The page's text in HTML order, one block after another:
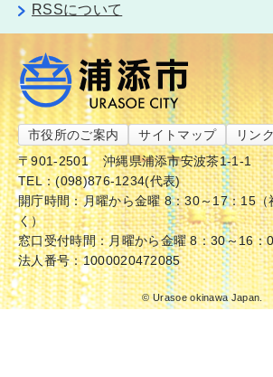
RSSについて
市役所のご案内 サイトマップ リンク
〒901-2501
沖縄県浦添市安波茶1-1-1
TEL：(098)876-1234(代表)
開庁時間：月曜から金曜 8：30～17：15（
く）
窓口受付時間：月曜から金曜 8：30～16：
法人番号：1000020472085
© Urasoe okinawa Japan.